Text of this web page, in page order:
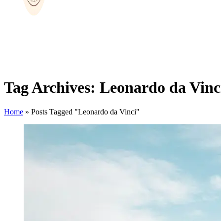
Tag Archives: Leonardo da
Home » Posts Tagged "Leonardo da Vinci"